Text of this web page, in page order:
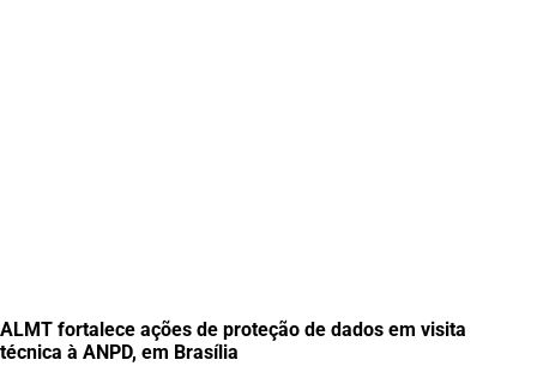
ALMT fortalece ações de proteção de dados em visita
técnica à ANPD, em Brasília